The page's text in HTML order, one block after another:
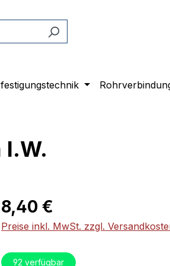
l.W.
Regulärer Preis:
8,40 €
Preise inkl. MwSt. zzgl.
92 verfügbar